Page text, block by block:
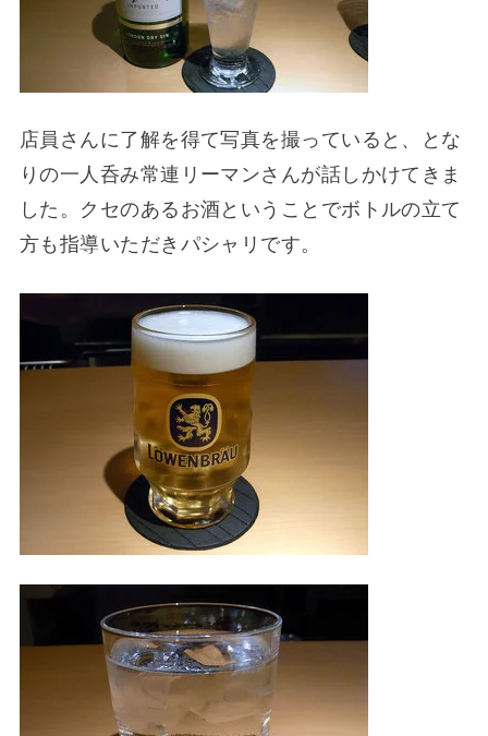
店員さんに了解を得て写真を撮っていると、とな
りの一人呑み常連リーマンさんが話しかけてきま
した。クセのあるお酒ということでボトルの立て
方も指導いただきパシャリです。